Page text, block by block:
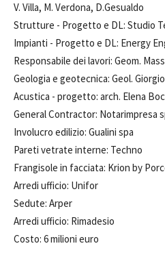
V. Villa, M. Verdona, D.Gesualdo
Strutture - Progetto e DL: Studio
Impianti - Progetto e DL: Energy
Responsabile dei lavori: Geom.
Geologia e geotecnica: Geol.
Acustica - progetto: arch. Elena
General Contractor: Notarimpresa
Involucro edilizio: Gualini spa
Pareti vetrate interne: Techno
Frangisole in facciata: Krion by
Arredi ufficio: Unifor
Sedute: Arper
Arredi ufficio: Rimadesio
Costo: 6 milioni euro